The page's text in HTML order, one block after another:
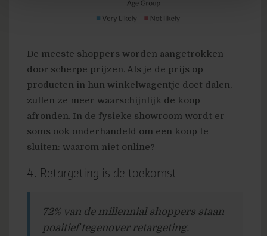
De meeste shoppers worden aangetrokken
door scherpe prijzen. Als je de prijs op
producten in hun winkelwagentje doet dalen,
zullen ze meer waarschijnlijk de koop
afronden. In de fysieke showroom wordt er
soms ook onderhandeld om een koop te
sluiten: waarom niet online?
4. Retargeting is de toekomst
72% van de millennial shoppers staan
positief tegenover retargeting.